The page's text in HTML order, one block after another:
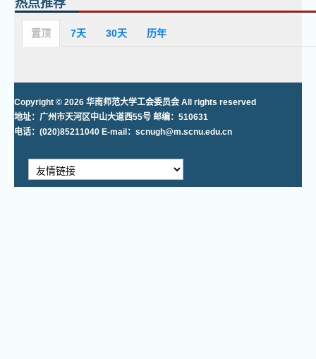
置顶 7天 30天 历年
Copyright © 2026 华南师范大学工会委员会 All rights reserved
地址：广州市天河区中山大道西55号 邮编：510631
电话：(020)85211040 E-mail：scnugh@m.scnu.edu.cn